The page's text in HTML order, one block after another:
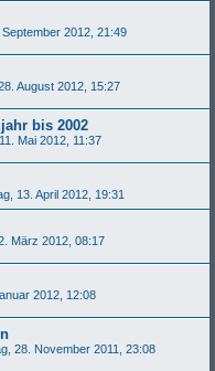
2012, 21:49
August 2012, 15:27
bis 2002
Mai 2012, 11:37
13. April 2012, 19:31
März 2012, 08:17
2012, 12:08
28. November 2011, 23:08